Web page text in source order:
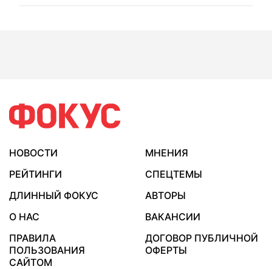
НОВОСТИ
МНЕНИЯ
РЕЙТИНГИ
СПЕЦТЕМЫ
ДЛИННЫЙ ФОКУС
АВТОРЫ
О НАС
ВАКАНСИИ
ПРАВИЛА
ПОЛЬЗОВАНИЯ
САЙТОМ
ДОГОВОР ПУБЛИЧНОЙ
ОФЕРТЫ